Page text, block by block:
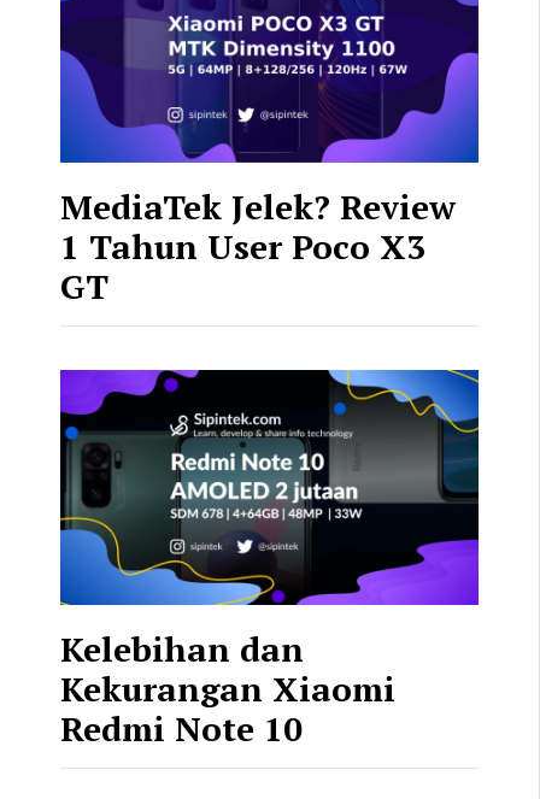
MediaTek Jelek? Review
1 Tahun User Poco X3
GT
Kelebihan dan
Kekurangan Xiaomi
Redmi Note 10